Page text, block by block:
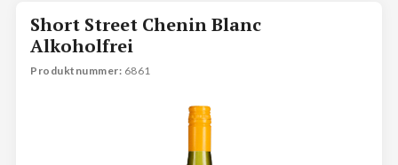
Short Street Chenin Blanc
Alkoholfrei
Produktnummer: 6861